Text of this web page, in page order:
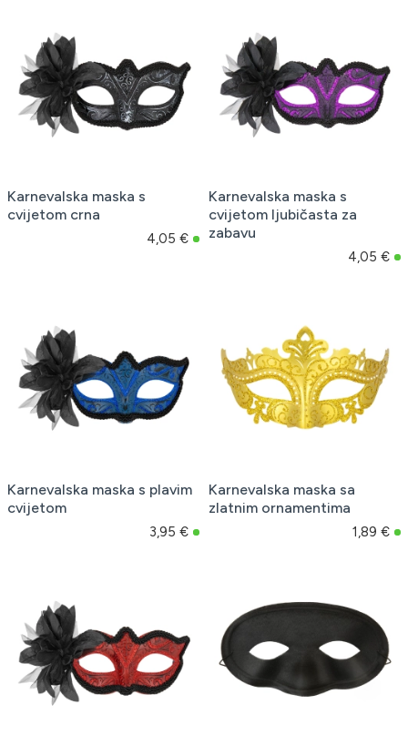
Karnevalska maska s
cvijetom crna
4,05 €
Karnevalska maska s
cvijetom ljubičasta za
zabavu
4,05 €
Karnevalska maska s plavim
cvijetom
3,95 €
Karnevalska maska sa
zlatnim ornamentima
1,89 €